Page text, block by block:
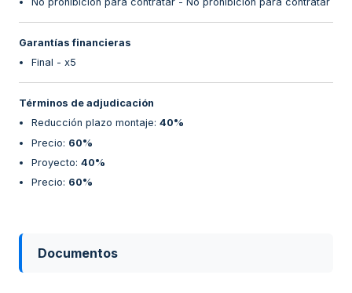
Garantías financieras
Final - x5
Términos de adjudicación
Reducción plazo montaje: 40%
Precio: 60%
Proyecto: 40%
Precio: 60%
Documentos